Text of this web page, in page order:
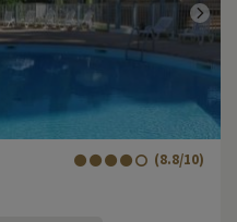
(8.8/10)